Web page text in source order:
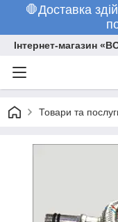
🛑Доставка
Інтернет-магазин
Товари та